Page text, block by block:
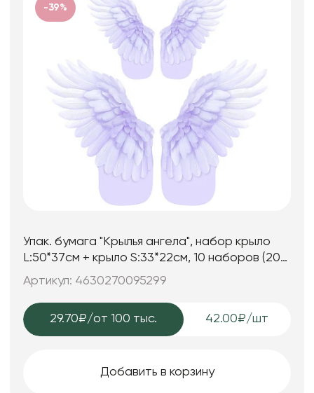
-39%
Упак. бумага "Крылья ангела", набор крыло
L:50*37см + крыло S:33*22см, 10 наборов (20
шт) /упак, сиреневый
Артикул: 4630270095299
29.70₽/от 100 тыс. 42.00₽/шт
Добавить в корзину